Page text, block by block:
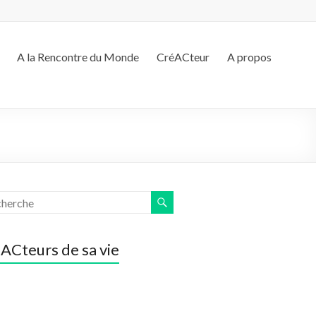
A la Rencontre du Monde CréACteur A propos
de sa vie